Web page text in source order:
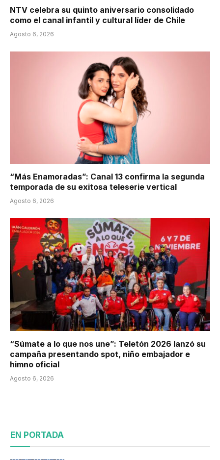
NTV celebra su quinto aniversario consolidado
como el canal infantil y cultural líder de Chile
Agosto 6, 2026
“Más Enamoradas”: Canal 13 confirma la segunda
temporada de su exitosa teleserie vertical
Agosto 6, 2026
“Súmate a lo que nos une”: Teletón 2026 lanzó su
campaña presentando spot, niño embajador e
himno oficial
Agosto 6, 2026
EN PORTADA